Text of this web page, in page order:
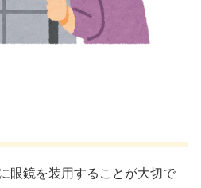
眼鏡を装用することが大切で